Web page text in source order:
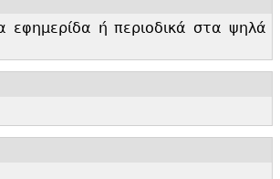
εφημερίδα ή περιοδικά στα ψηλά